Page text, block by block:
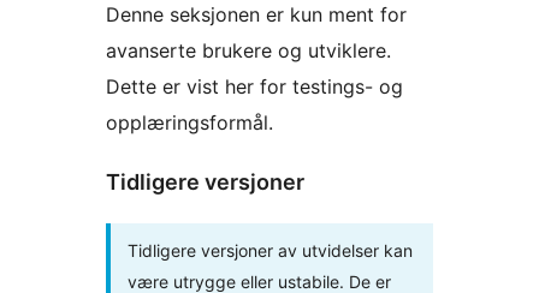
Denne seksjonen er kun ment for
avanserte brukere og utviklere.
Dette er vist her for testings- og
opplæringsformål.
Tidligere versjoner
Tidligere versjoner av utvidelser kan
være utrygge eller ustabile. De er